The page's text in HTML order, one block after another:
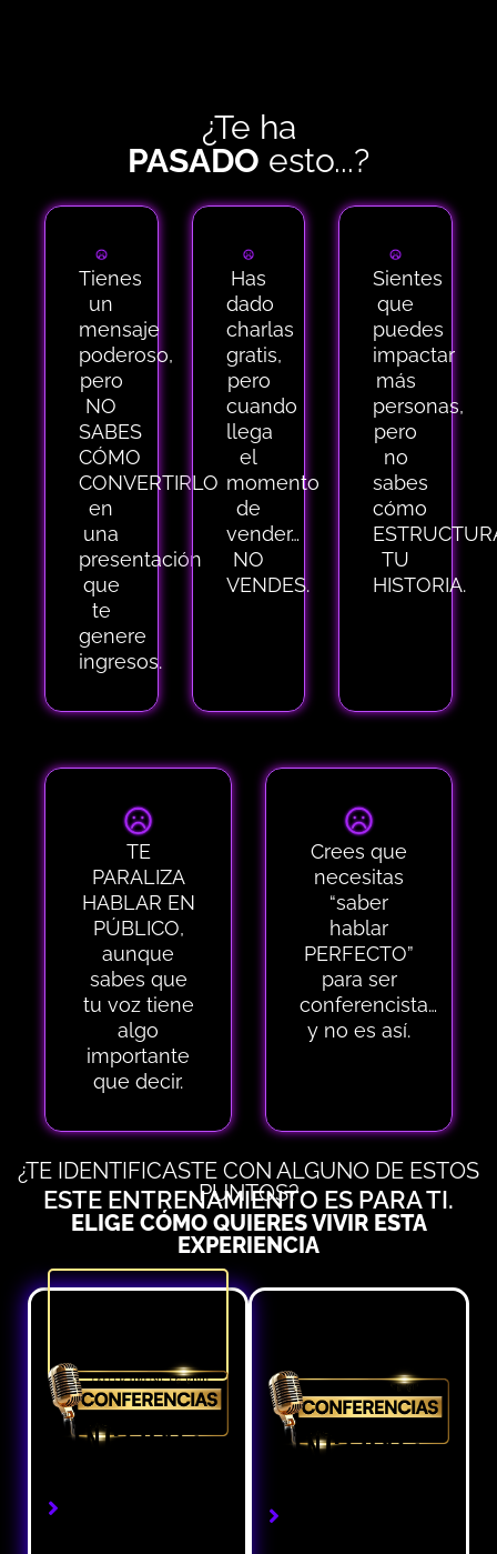
¿Te ha
PASADO esto...?
Tienes
un
mensaje
poderoso,
pero
NO
SABES
CÓMO
CONVERTIRLO
en
una
presentación
que
te
genere
ingresos.
Has
dado
charlas
gratis,
pero
cuando
llega
el
momento
de
vender…
NO
VENDES.
Sientes
que
puedes
impactar
más
personas,
pero
no
sabes
cómo
TU
HISTORIA.
TE
PARALIZA
HABLAR EN
PÚBLICO,
aunque
sabes que
tu voz tiene
algo
importante
que decir.
Crees que
necesitas
“saber
hablar
PERFECTO”
para ser
conferencista…
y no es así.
¿TE IDENTIFICASTE CON ALGUNO DE ESTOS
PUNTOS?
ESTE ENTRENAMIENTO ES PARA TI.
ELIGE CÓMO QUIERES VIVIR ESTA
EXPERIENCIA
INCLUYE:
GENERAL
INCLUYE: